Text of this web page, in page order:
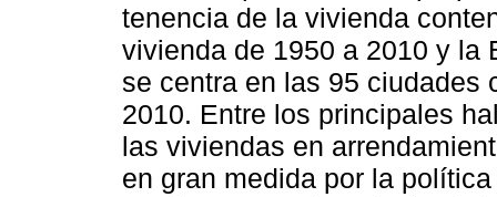
tenencia de la vivienda
vivienda de 1950 a 2010 y la
se centra en las 95 ciudades
2010. Entre los principales
las viviendas en
en gran medida por la